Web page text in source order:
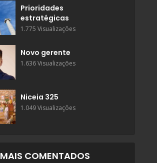
Prioridades
estratégicas
1.775 Visualizações
Novo gerente
1.636 Visualizações
Niceia 325
1.049 Visualizações
MAIS COMENTADOS